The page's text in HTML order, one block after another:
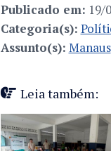
Publicado em: 19/
Categoria(s):
Assunto(s): Manaus
Leia também: